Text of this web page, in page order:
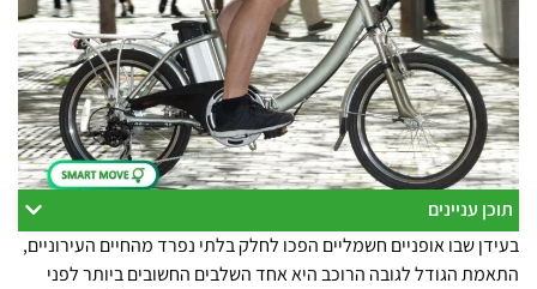
תוכן עניינים
בעידן שבו אופניים חשמליים הפכו לחלק בלתי נפרד מהחיים העירוניים,
התאמת הגודל לגובה הרוכב היא אחד השלבים החשובים ביותר לפני